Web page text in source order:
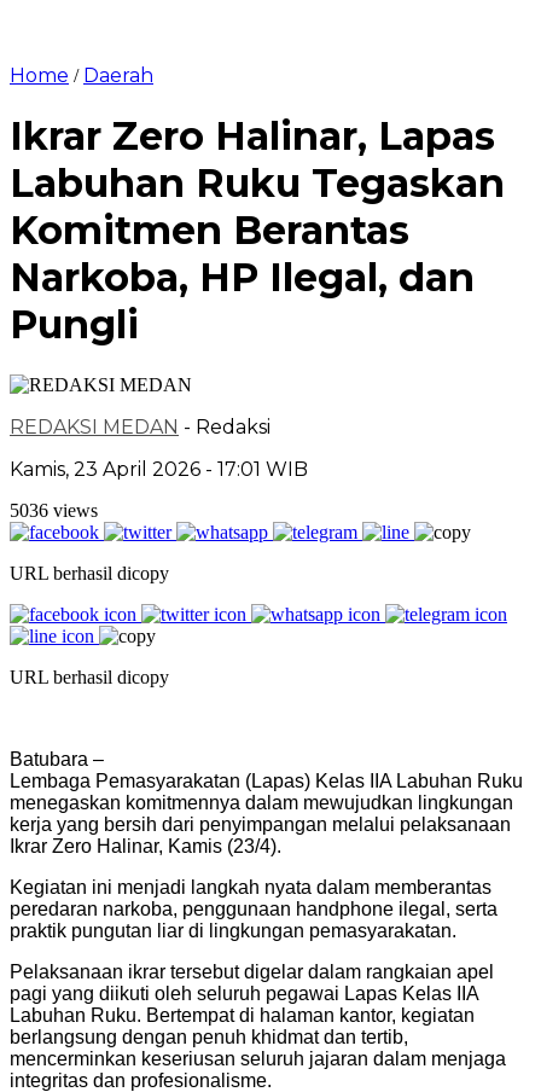
Home / Daerah
Ikrar Zero Halinar, Lapas
Labuhan Ruku Tegaskan
Komitmen Berantas
Narkoba, HP Ilegal, dan
Pungli
REDAKSI MEDAN - Redaksi
Kamis, 23 April 2026 - 17:01 WIB
5036 views
URL berhasil dicopy
URL berhasil dicopy
Batubara –
Lembaga Pemasyarakatan (Lapas) Kelas IIA Labuhan Ruku
menegaskan komitmennya dalam mewujudkan lingkungan
kerja yang bersih dari penyimpangan melalui pelaksanaan
Ikrar Zero Halinar, Kamis (23/4).
Kegiatan ini menjadi langkah nyata dalam memberantas
peredaran narkoba, penggunaan handphone ilegal, serta
praktik pungutan liar di lingkungan pemasyarakatan.
Pelaksanaan ikrar tersebut digelar dalam rangkaian apel
pagi yang diikuti oleh seluruh pegawai Lapas Kelas IIA
Labuhan Ruku. Bertempat di halaman kantor, kegiatan
berlangsung dengan penuh khidmat dan tertib,
mencerminkan keseriusan seluruh jajaran dalam menjaga
integritas dan profesionalisme.